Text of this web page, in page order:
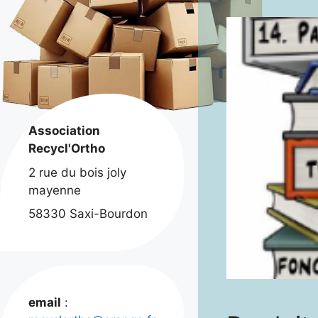
Association
Recycl'Ortho
2 rue du bois joly
mayenne
58330 Saxi-Bourdon
email :